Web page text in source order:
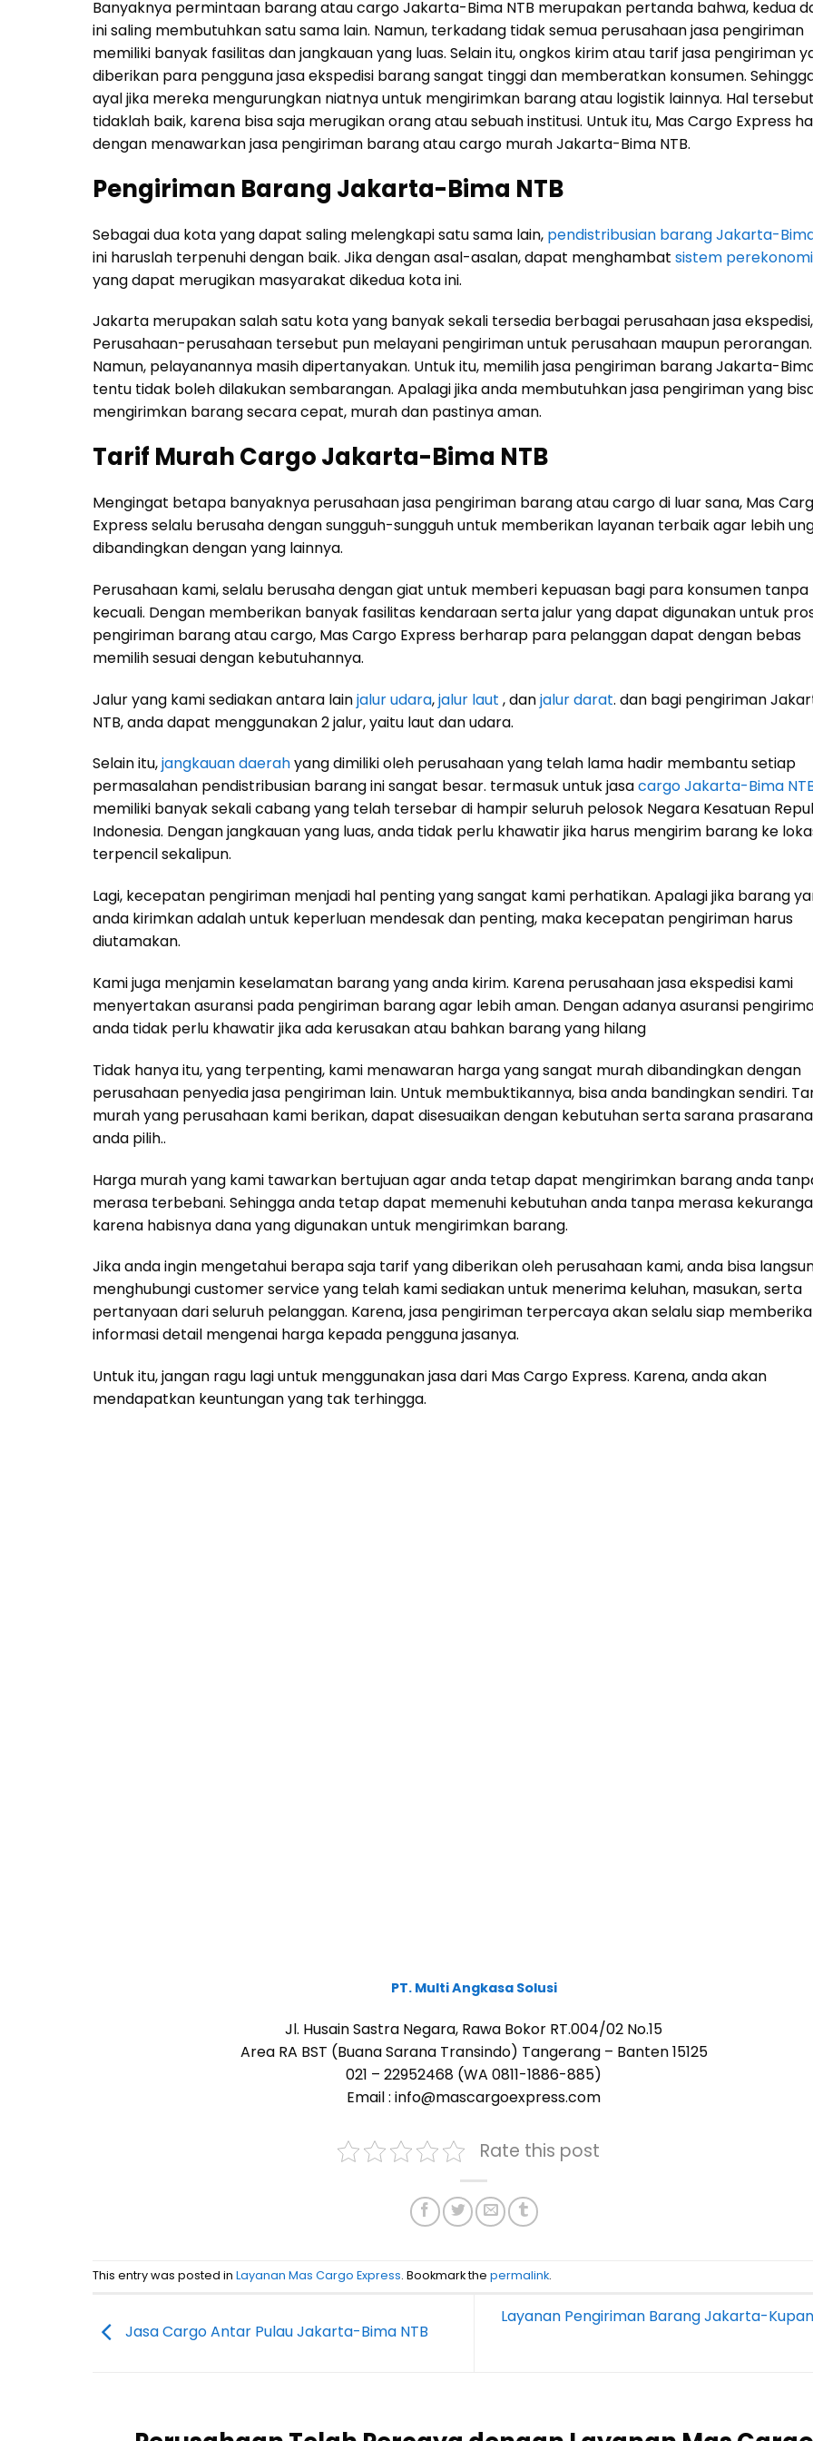
Banyaknya permintaan barang atau cargo Jakarta-Bima NTB merupakan pertanda bahwa, kedua
ini saling membutuhkan satu sama lain. Namun, terkadang tidak semua perusahaan jasa pengiriman
memiliki banyak fasilitas dan jangkauan yang luas. Selain itu, ongkos kirim atau tarif jasa pengiriman
diberikan para pengguna jasa ekspedisi barang sangat tinggi dan memberatkan konsumen.
ayal jika mereka mengurungkan niatnya untuk mengirimkan barang atau logistik lainnya. Hal tersebut
tidaklah baik, karena bisa saja merugikan orang atau sebuah institusi. Untuk itu, Mas Cargo Express
dengan menawarkan jasa pengiriman barang atau cargo murah Jakarta-Bima NTB.
Pengiriman Barang Jakarta-Bima NTB
Sebagai dua kota yang dapat saling melengkapi satu sama lain, pendistribusian barang Jakarta-
ini haruslah terpenuhi dengan baik. Jika dengan asal-asalan, dapat menghambat sistem
yang dapat merugikan masyarakat dikedua kota ini.
Jakarta merupakan salah satu kota yang banyak sekali tersedia berbagai perusahaan jasa ekspedisi,
Perusahaan-perusahaan tersebut pun melayani pengiriman untuk perusahaan maupun perorangan.
Namun, pelayanannya masih dipertanyakan. Untuk itu, memilih jasa pengiriman barang Jakarta-
tentu tidak boleh dilakukan sembarangan. Apalagi jika anda membutuhkan jasa pengiriman yang
mengirimkan barang secara cepat, murah dan pastinya aman.
Tarif Murah Cargo Jakarta-Bima NTB
Mengingat betapa banyaknya perusahaan jasa pengiriman barang atau cargo di luar sana, Mas
Express selalu berusaha dengan sungguh-sungguh untuk memberikan layanan terbaik agar lebih
dibandingkan dengan yang lainnya.
Perusahaan kami, selalu berusaha dengan giat untuk memberi kepuasan bagi para konsumen tanpa
kecuali. Dengan memberikan banyak fasilitas kendaraan serta jalur yang dapat digunakan untuk
pengiriman barang atau cargo, Mas Cargo Express berharap para pelanggan dapat dengan bebas
memilih sesuai dengan kebutuhannya.
Jalur yang kami sediakan antara lainjalur udara,jalur laut , danjalur darat. dan bagi pengiriman
NTB, anda dapat menggunakan 2 jalur, yaitu laut dan udara.
Selain itu,jangkauan daerahyang dimiliki oleh perusahaan yang telah lama hadir membantu setiap
permasalahan pendistribusian barang ini sangat besar. termasuk untuk jasacargo Jakarta-Bima
memiliki banyak sekali cabang yang telah tersebar di hampir seluruh pelosok Negara Kesatuan
Indonesia. Dengan jangkauan yang luas, anda tidak perlu khawatir jika harus mengirim barang ke
terpencil sekalipun.
Lagi, kecepatan pengiriman menjadi hal penting yang sangat kami perhatikan. Apalagi jika barang
anda kirimkan adalah untuk keperluan mendesak dan penting, maka kecepatan pengiriman harus
diutamakan.
Kami juga menjamin keselamatan barang yang anda kirim. Karena perusahaan jasa ekspedisi kami
menyertakan asuransi pada pengiriman barang agar lebih aman. Dengan adanya asuransi
anda tidak perlu khawatir jika ada kerusakan atau bahkan barang yang hilang
Tidak hanya itu, yang terpenting, kami menawaran harga yang sangat murah dibandingkan dengan
perusahaan penyedia jasa pengiriman lain. Untuk membuktikannya, bisa anda bandingkan sendiri.
murah yang perusahaan kami berikan, dapat disesuaikan dengan kebutuhan serta sarana
anda pilih..
Harga murah yang kami tawarkan bertujuan agar anda tetap dapat mengirimkan barang anda
merasa terbebani. Sehingga anda tetap dapat memenuhi kebutuhan anda tanpa merasa
karena habisnya dana yang digunakan untuk mengirimkan barang.
Jika anda ingin mengetahui berapa saja tarif yang diberikan oleh perusahaan kami, anda bisa
menghubungi customer service yang telah kami sediakan untuk menerima keluhan, masukan, serta
pertanyaan dari seluruh pelanggan. Karena, jasa pengiriman terpercaya akan selalu siap
informasi detail mengenai harga kepada pengguna jasanya.
Untuk itu, jangan ragu lagi untuk menggunakan jasa dari Mas Cargo Express. Karena, anda akan
mendapatkan keuntungan yang tak terhingga.
PT. Multi Angkasa Solusi
Jl. Husain Sastra Negara, Rawa Bokor RT.004/02 No.15
Area RA BST (Buana Sarana Transindo) Tangerang – Banten 15125
021 – 22952468 (WA 0811-1886-885)
Email : info@mascargoexpress.com
Rate this post
This entry was posted in Layanan Mas Cargo Express. Bookmark the permalink.
Jasa Cargo Antar Pulau Jakarta-Bima NTB
Layanan Pengiriman Barang Jakarta-